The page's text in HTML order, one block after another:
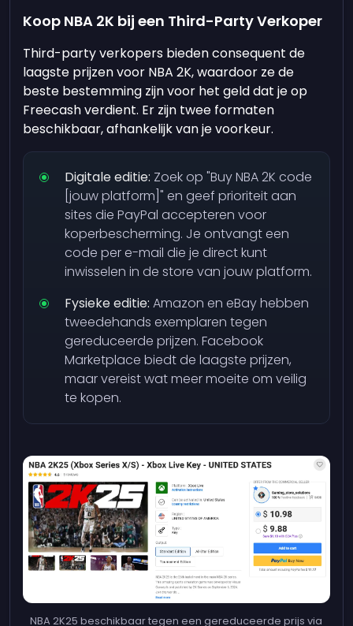
Koop NBA 2K bij een Third-Party Verkoper
Third-party verkopers bieden consequent de
laagste prijzen voor NBA 2K, waardoor ze de
beste bestemming zijn voor het geld dat je op
Freecash verdient. Er zijn twee formaten
beschikbaar, afhankelijk van je voorkeur.
Digitale editie: Zoek op "Buy NBA 2K code
[jouw platform]" en geef prioriteit aan
sites die PayPal accepteren voor
koperbescherming. Je ontvangt een
code per e-mail die je direct kunt
inwisselen in de store van jouw platform.
Fysieke editie: Amazon en eBay hebben
tweedehands exemplaren tegen
gereduceerde prijzen. Facebook
Marketplace biedt de laagste prijzen,
maar vereist wat meer moeite om veilig
te kopen.
NBA 2K25 beschikbaar tegen een gereduceerde prijs via